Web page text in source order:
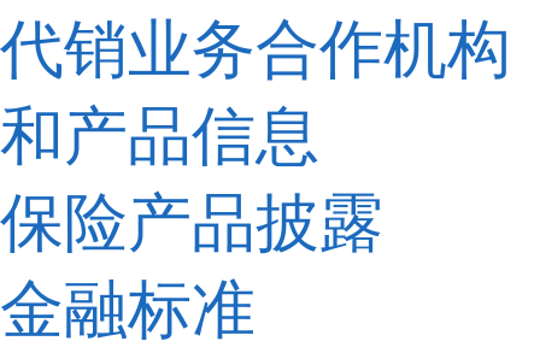
代销业务合作机构
和产品信息
保险产品披露
金融标准